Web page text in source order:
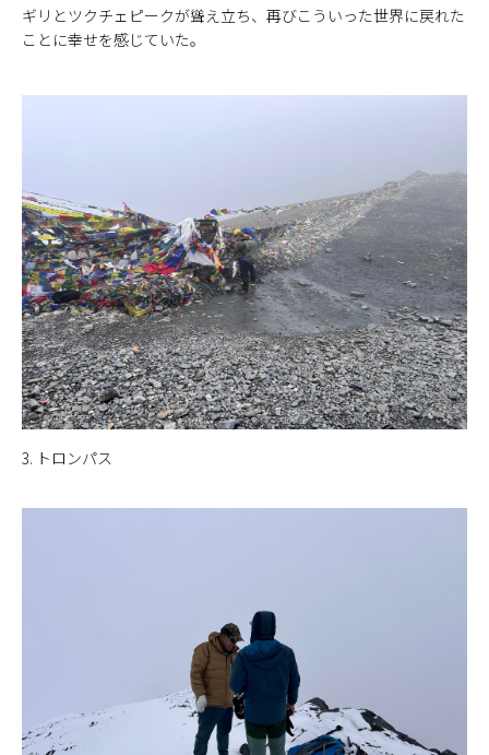
ギリとツクチェピークが聳え立ち、再びこういった世界に戻れた
ことに幸せを感じていた。
3. トロンパス